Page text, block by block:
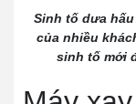
Sinh tố dưa
của nhiều
sinh tố mới